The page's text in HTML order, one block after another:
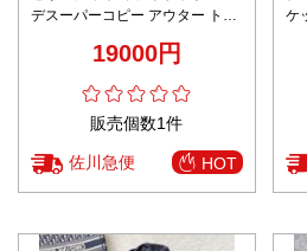
デスーパーコピー アウター トッ
19000円
販売個数1件
佐川急便 HOT
ケ